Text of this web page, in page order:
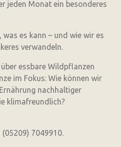
jeden Monat ein besonderes
es kann – und wie wir es
verwandeln.
essbare Wildpflanzen
im Fokus: Wie können wir
nachhaltiger
klimafreundlich?
(05209) 7049910.